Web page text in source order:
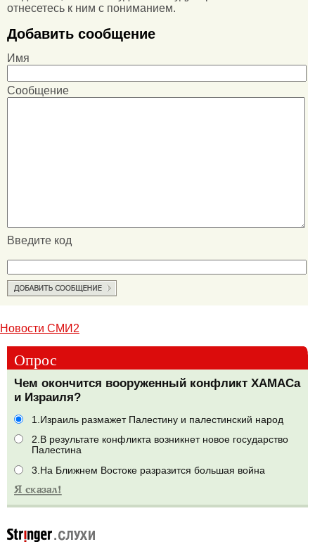
отнесетесь к ним с пониманием.
Добавить сообщение
Имя
Сообщение
Введите код
Новости СМИ2
Опрос
Чем окончится вооруженный конфликт ХАМАСа
и Израиля?
1.Израиль размажет Палестину и палестинский народ
2.В результате конфликта возникнет новое государство
Палестина
3.На Ближнем Востоке разразится большая война